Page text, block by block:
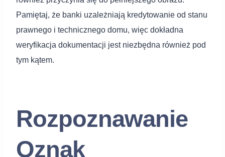
Pamiętaj, że banki uzależniają kredytowanie od stanu
prawnego i technicznego domu, więc dokładna
weryfikacja dokumentacji jest niezbędna również pod
tym kątem.
Rozpoznawanie
Oznak